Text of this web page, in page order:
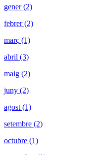
gener (2)
febrer (2)
març (1)
abril (3)
maig (2)
juny (2)
agost (1)
setembre (2)
octubre (1)